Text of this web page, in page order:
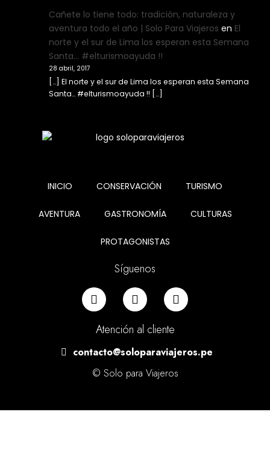
Cañete lo tiene todo: tradición, naturaleza y
aventura todo el año | Solo Para Viajeros en El
norte y el sur de Lima los esperan esta Semana
Santa… #elturismoayuda !!
28 abril, 2017
[…] El norte y el sur de Lima los esperan esta Semana
Santa… #elturismoayuda !! […]
INICIO CONSERVACIÓN TURISMO
AVENTURA GASTRONOMÍA CULTURAS
PROTAGONISTAS
Síguenos
Atención al cliente
contacto@soloparaviajeros.pe
© Solo para Viajeros